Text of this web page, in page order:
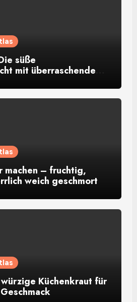
süße
mit überraschendem
machen – fruchtig,
weich geschmort
Küchenkraut für